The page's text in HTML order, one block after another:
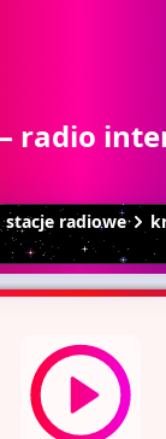
radio
stacje radiowe